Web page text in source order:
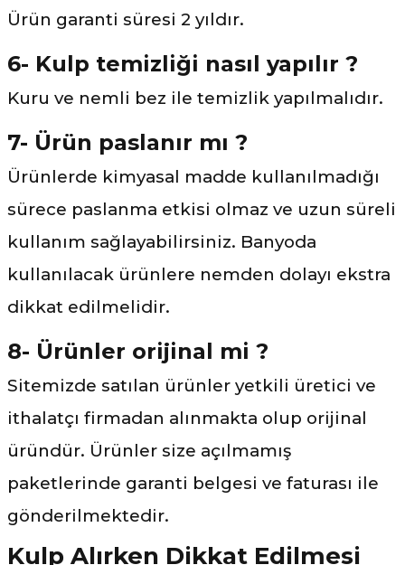
Ürün garanti süresi 2 yıldır.
6- Kulp temizliği nasıl yapılır ?
Kuru ve nemli bez ile temizlik yapılmalıdır.
7- Ürün paslanır mı ?
Ürünlerde kimyasal madde kullanılmadığı
sürece paslanma etkisi olmaz ve uzun süreli
kullanım sağlayabilirsiniz. Banyoda
kullanılacak ürünlere nemden dolayı ekstra
dikkat edilmelidir.
8- Ürünler orijinal mi ?
Sitemizde satılan ürünler yetkili üretici ve
ithalatçı firmadan alınmakta olup orijinal
üründür. Ürünler size açılmamış
paketlerinde garanti belgesi ve faturası ile
gönderilmektedir.
Kulp Alırken Dikkat Edilmesi